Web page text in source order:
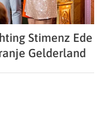
Stimenz Ede
Gelderland